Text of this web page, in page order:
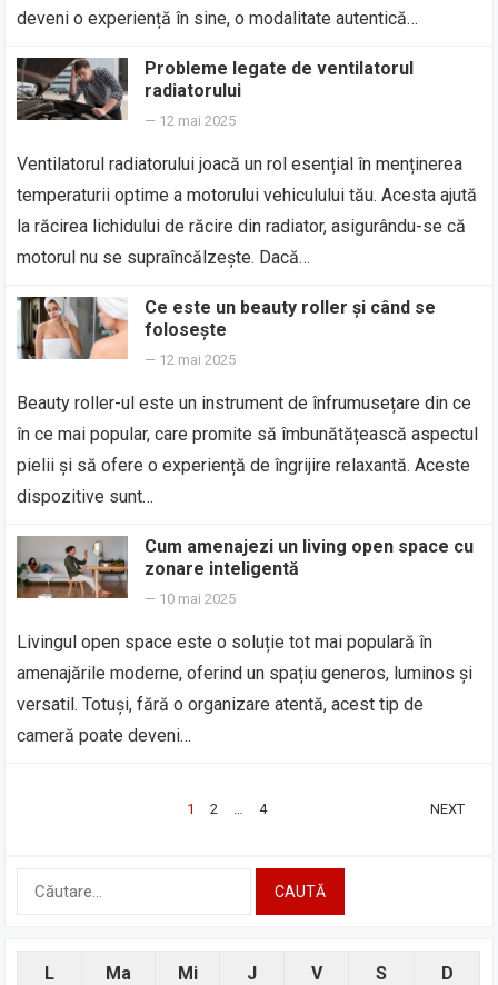
deveni o experiență în sine, o modalitate autentică…
Probleme legate de ventilatorul
radiatorului
— 12 mai 2025
Ventilatorul radiatorului joacă un rol esențial în menținerea
temperaturii optime a motorului vehiculului tău. Acesta ajută
la răcirea lichidului de răcire din radiator, asigurându-se că
motorul nu se supraîncălzește. Dacă…
Ce este un beauty roller și când se
folosește
— 12 mai 2025
Beauty roller-ul este un instrument de înfrumusețare din ce
în ce mai popular, care promite să îmbunătățească aspectul
pielii și să ofere o experiență de îngrijire relaxantă. Aceste
dispozitive sunt…
Cum amenajezi un living open space cu
zonare inteligentă
— 10 mai 2025
Livingul open space este o soluție tot mai populară în
amenajările moderne, oferind un spațiu generos, luminos și
versatil. Totuși, fără o organizare atentă, acest tip de
cameră poate deveni…
1 2 … 4 NEXT
Caută
L Ma Mi J V S D